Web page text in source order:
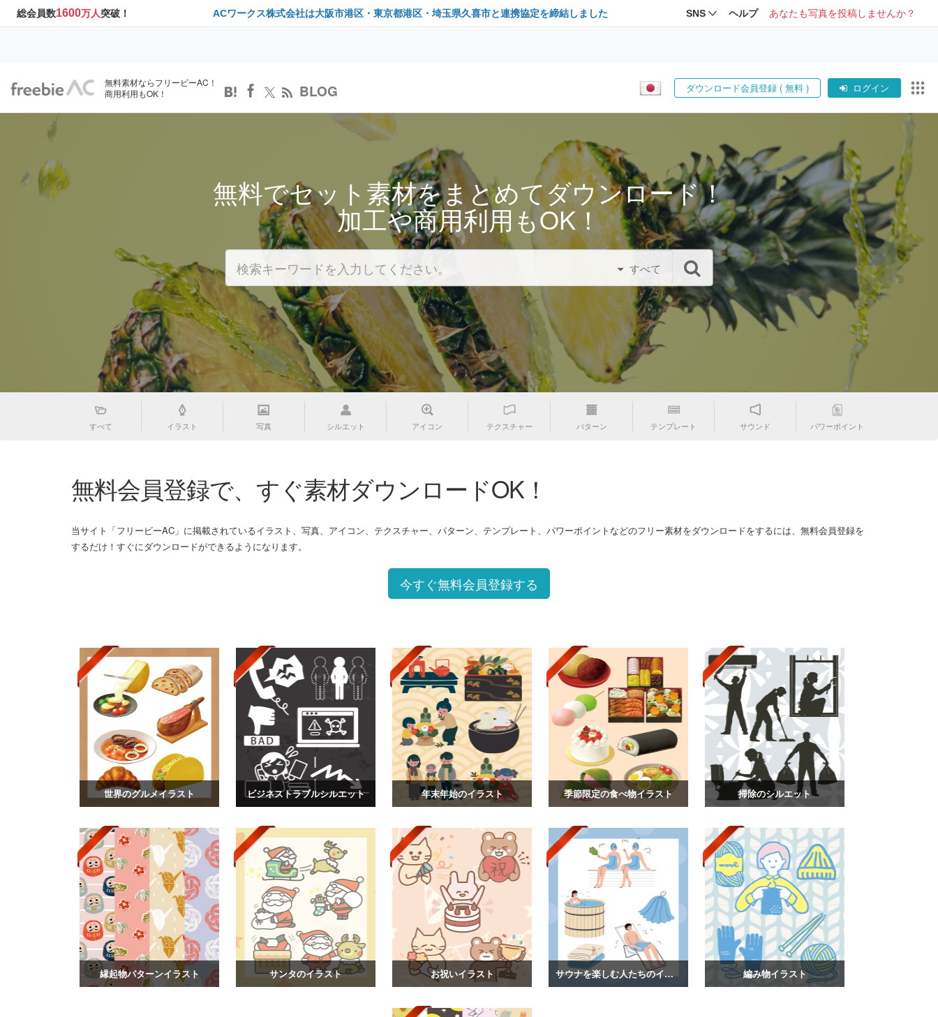
総会員数1600万人突破！ ACワークス株式会社は大阪市港区・東京都港区・埼玉県久喜市と連携協定を締結しました SNS ヘルプ あなたも写真を投稿しませんか？
無料素材ならフリービーAC！
商用利用もOK！
BLOG ダウンロード会員登録 ( 無料 ) ログイン
無料でセット素材をまとめてダウンロード！
加工や商用利用もOK！
すべて
すべて イラスト 写真 シルエット アイコン テクスチャー パターン テンプレート サウンド パワーポイント
無料会員登録で、すぐ素材ダウンロードOK！
当サイト「フリービーAC」に掲載されているイラスト、写真、アイコン、テクスチャー、パターン、テンプレート、パワーポイントなどのフリー素材をダウンロードをするには、無料会員登録を
するだけ！すぐにダウンロードができるようになります。
今すぐ無料会員登録する
世界のグルメイラスト ビジネストラブルシルエット 年末年始のイラスト 季節限定の食べ物イラスト 掃除のシルエット
縁起物パターンイラスト サンタのイラスト お祝いイラスト サウナを楽しむ人たちのイラスト 編み物イラスト